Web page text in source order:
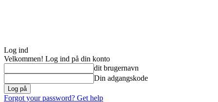
Log ind
Velkommen! Log ind på din konto
dit brugernavn
Din adgangskode
Forgot your password? Get help